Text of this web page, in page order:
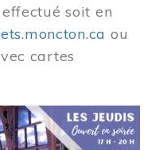
soit en
ou
cartes